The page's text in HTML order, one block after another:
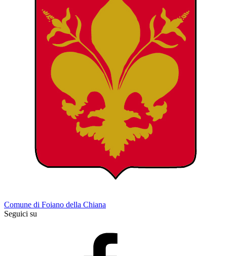
Comune di Foiano della Chiana
Seguici su